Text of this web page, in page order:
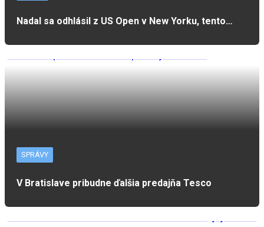
Nadal sa odhlásil z US Open v New Yorku, tento…
SPRÁVY
V Bratislave pribudne ďalšia predajňa Tesco